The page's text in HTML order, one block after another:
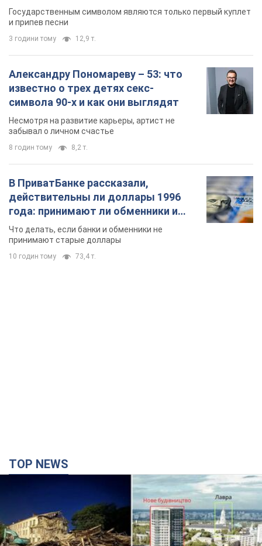
Государственным символом являются только первый куплет
и припев песни
3 години тому 12,9 т.
Александру Пономареву – 53: что
известно о трех детях секс-
символа 90-х и как они выглядят
Несмотря на развитие карьеры, артист не
забывал о личном счастье
8 годин тому 8,2 т.
В ПриватБанке рассказали,
действительны ли доллары 1996
года: принимают ли обменники и
банки такие купюры
Что делать, если банки и обменники не
принимают старые доллары
10 годин тому 73,4 т.
TOP NEWS